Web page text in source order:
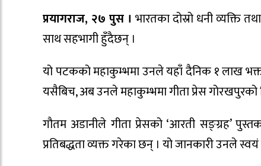
प्रयागराज, २७ पुस । भारतका दोस्रो धनी व्यक्ति
साथ सहभागी हुँदैछन् ।
यो पटकको महाकुम्भमा उनले यहाँ दैनिक १ लाख
यसैबिच, अब उनले महाकुम्भमा गीता प्रेस
गौतम अडानीले गीता प्रेसको ‘आरती सङ्ग्रह’
प्रतिबद्धता व्यक्त गरेका छन् । यो जानकारी उनले स्वयं